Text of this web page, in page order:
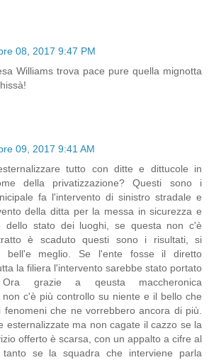
08, 2017 9:47 PM
Williams trova pace pure quella mignotta
09, 2017 9:41 AM
tutto con ditte e dittucole in
della privatizzazione? Questi sono i
fa l'intervento di sinistro stradale e
della ditta per la messa in sicurezza e
dello stato dei luoghi, se questa non c'è
è scaduto questi sono i risultati, si
bell'e meglio. Se l'ente fosse il diretto
la filiera l'intervento sarebbe stato portato
grazie a qeusta maccheronica
non c'è più controllo su niente e il bello che
che ne vorrebbero ancora di più.
esternalizzate ma non cagate il cazzo se la
offerto è scarsa, con un appalto a cifre al
se la squadra che interviene parla